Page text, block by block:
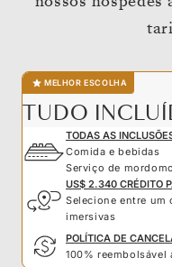
MELHOR ESCOLHA
TUDO
TODAS AS
Comida e bebidas
Serviço de mordomo
US$ 2.340 CRÉDITO
Selecione entre um
imersivas
POLÍTICA DE
100% reembolsável